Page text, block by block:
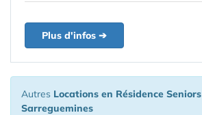
Plus d'infos ➔
Autres Locations en Résidence Seniors
Sarreguemines